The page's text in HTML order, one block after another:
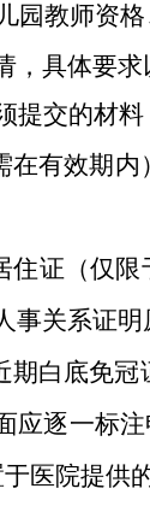
园教师资
，具体要
提交的材料
在有效期
住证（仅
事关系证
期白底免
应逐一标
医院提供